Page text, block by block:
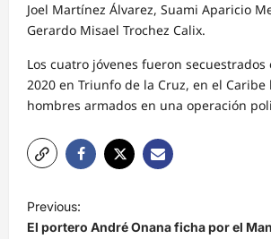
Joel Martínez Álvarez, Suami Aparicio
Gerardo Misael Trochez Calix.
Los cuatro jóvenes fueron
2020 en Triunfo de la Cruz, en el
hombres armados en una operación
N
a
Previous:
El portero André Onana ficha por el